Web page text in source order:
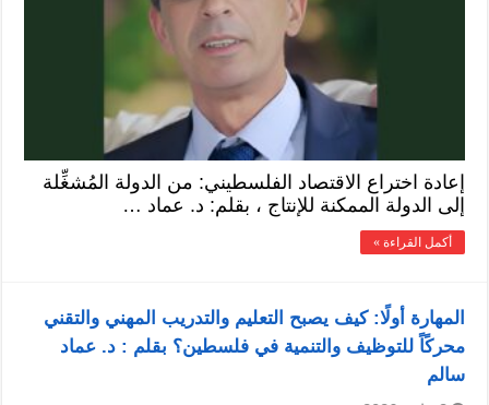
إعادة اختراع الاقتصاد الفلسطيني: من الدولة المُشغِّلة
إلى الدولة الممكنة للإنتاج ، بقلم: د. عماد …
أكمل القراءة »
المهارة أولًا: كيف يصبح التعليم والتدريب المهني والتقني
محركًاً للتوظيف والتنمية في فلسطين؟ بقلم : د. عماد
سالم